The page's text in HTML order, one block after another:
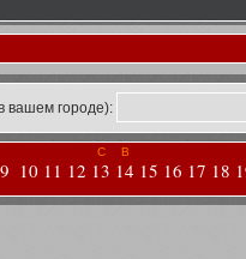
вашем городе):
9 10 11 12
С
13
В
14 15 16 17 18